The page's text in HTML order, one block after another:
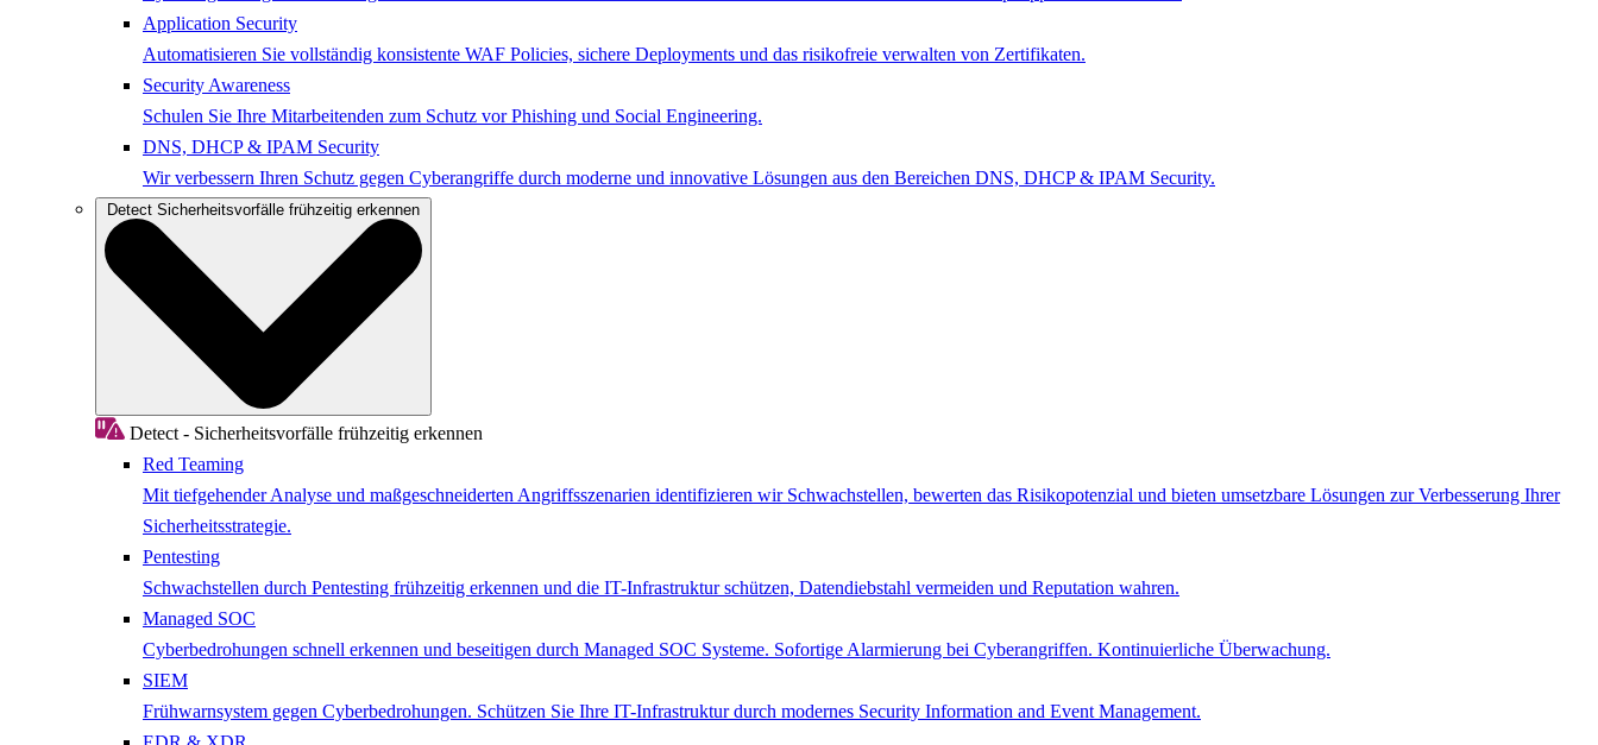
Application Security
Automatisieren Sie vollständig konsistente WAF Policies, sichere Deployments und das risikofreie verwalten von Zertifikaten.
Security Awareness
Schulen Sie Ihre Mitarbeitenden zum Schutz vor Phishing und Social Engineering.
DNS, DHCP & IPAM Security
Wir verbessern Ihren Schutz gegen Cyberangriffe durch moderne und innovative Lösungen aus den Bereichen DNS, DHCP & IPAM Security.
Detect Sicherheitsvorfälle frühzeitig erkennen
Detect - Sicherheitsvorfälle frühzeitig erkennen
Red Teaming
Mit tiefgehender Analyse und maßgeschneiderten Angriffsszenarien identifizieren wir Schwachstellen, bewerten das Risikopotenzial und bieten umsetzbare Lösungen zur Verbesserung Ihrer
Sicherheitsstrategie.
Pentesting
Schwachstellen durch Pentesting frühzeitig erkennen und die IT-Infrastruktur schützen, Datendiebstahl vermeiden und Reputation wahren.
Managed SOC
Cyberbedrohungen schnell erkennen und beseitigen durch Managed SOC Systeme. Sofortige Alarmierung bei Cyberangriffen. Kontinuierliche Überwachung.
SIEM
Frühwarnsystem gegen Cyberbedrohungen. Schützen Sie Ihre IT-Infrastruktur durch modernes Security Information and Event Management.